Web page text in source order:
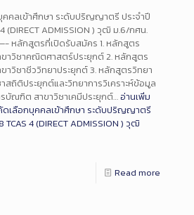
คลเข้าศึกษา ระดับปริญญาตรี ประจำปี
(DIRECT ADMISSION ) วุฒิ ม.6/กศน.
ลักสูตรที่เปิดรับสมัคร 1. หลักสูตร
าวิชาคณิตศาสตร์ประยุกต์ 2. หลักสูตร
วิชาชีววิทยาประยุกต์ 3. หลักสูตรวิทยา
ถิติประยุกต์และวิทยาการวิเคราะห์ข้อมูล
บัณฑิต สาขาวิชาเคมีประยุกต์…อ่านเพิ่ม
เลือกบุคคลเข้าศึกษา ระดับปริญญาตรี
4 (DIRECT ADMISSION ) วุฒิ
Read more